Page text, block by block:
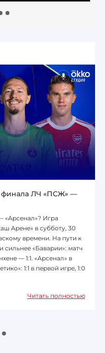
финала ЛЧ «ПСЖ» —
«Арсенал»? Игра
Арене» в субботу, 30
времени. На пути к
«Баварии»: матч
— 1:1. «Арсенал» в
1:1 в первой игре, 1:0
Читать полностью